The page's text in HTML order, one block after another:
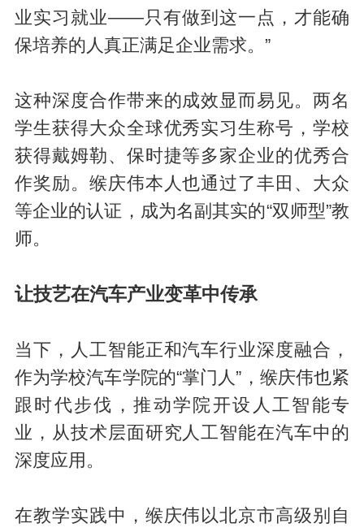
业实习就业——只有做到这一点，才能确
保培养的人真正满足企业需求。”
这种深度合作带来的成效显而易见。两名
学生获得大众全球优秀实习生称号，学校
获得戴姆勒、保时捷等多家企业的优秀合
作奖励。缑庆伟本人也通过了丰田、大众
等企业的认证，成为名副其实的“双师型”教
师。
让技艺在汽车产业变革中传承
当下，人工智能正和汽车行业深度融合，
作为学校汽车学院的“掌门人”，缑庆伟也紧
跟时代步伐，推动学院开设人工智能专
业，从技术层面研究人工智能在汽车中的
深度应用。
在教学实践中，缑庆伟以北京市高级别自